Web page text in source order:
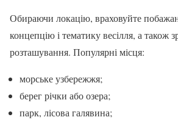
Обираючи локацію, враховуйте
концепцію і тематику весілля, а також
розташування. Популярні місця:
морське узбережжя;
берег річки або озера;
парк, лісова галявина;